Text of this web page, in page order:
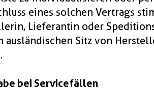
eines solchen Vertrags
Lieferantin oder
ausländischen Sitz von
bei Servicefällen